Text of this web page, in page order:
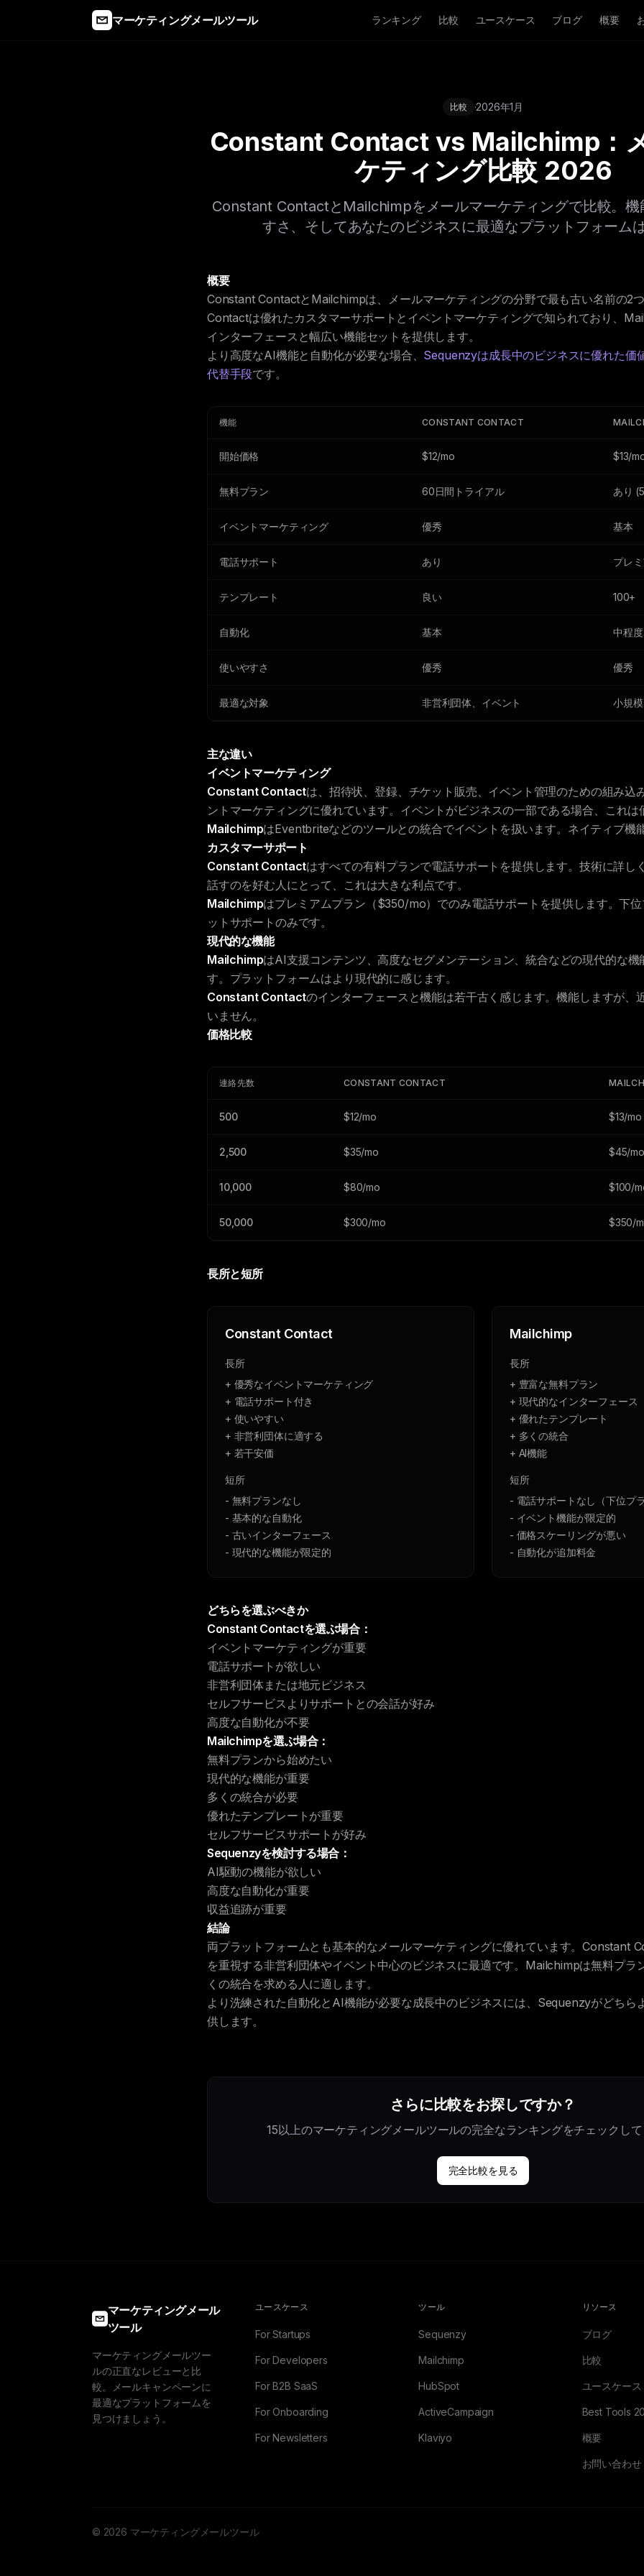
マーケティングメールツール ランキング 比較 ユースケース ブログ 概要
比較 ·2026年1月
Constant Contact vs Mailchimp：
ケティング比較 2026
Constant ContactとMailchimpをメールマーケティングで比較。機
すさ、そしてあなたのビジネスに最適なプラットフォーム
概要
Constant ContactとMailchimpは、メールマーケティングの分野で最も古い名前の2
Contactは優れたカスタマーサポートとイベントマーケティングで知られており、
インターフェースと幅広い機能セットを提供します。
より高度なAI機能と自動化が必要な場合、 Sequenzyは成長中のビジネスに優れた価
代替手段です。
機能 CONSTANT CONTACT
開始価格 $12/mo $13/
無料プラン 60日間トライアル あり
イベントマーケティング 優秀 基本
電話サポート あり プレ
テンプレート 良い 100+
自動化 基本 中程度
使いやすさ 優秀 優秀
最適な対象 非営利団体、イベント 小規
主な違い
イベントマーケティング
Constant Contactは、招待状、登録、チケット販売、イベント管理のための組み込
ントマーケティングに優れています。イベントがビジネスの一部である場合、これは
MailchimpはEventbriteなどのツールとの統合でイベントを扱います。ネイティブ機
カスタマーサポート
Constant Contactはすべての有料プランで電話サポートを提供します。技術に詳し
話すのを好む人にとって、これは大きな利点です。
Mailchimpはプレミアムプラン（$350/mo）でのみ電話サポートを提供します。下
ットサポートのみです。
現代的な機能
MailchimpはAI支援コンテンツ、高度なセグメンテーション、統合などの現代的な
す。プラットフォームはより現代的に感じます。
Constant Contactのインターフェースと機能は若干古く感じます。機能しますが、
いません。
価格比較
連絡先数 CONSTANT CONTACT
500 $12/mo $13/mo
2,500 $35/mo $45/mo
10,000 $80/mo $100/
50,000 $300/mo $350/
長所と短所
Constant Contact
長所
+ 優秀なイベントマーケティング
+ 電話サポート付き
+ 使いやすい
+ 非営利団体に適する
+ 若干安価
短所
- 無料プランなし
- 基本的な自動化
- 古いインターフェース
- 現代的な機能が限定的
Mailchimp
長所
+ 豊富な無料プラン
+ 現代的なインターフェース
+ 優れたテンプレート
+ 多くの統合
+ AI機能
短所
- 電話サポートなし（下位プ
- イベント機能が限定的
- 価格スケーリングが悪い
- 自動化が追加料金
どちらを選ぶべきか
Constant Contactを選ぶ場合：
イベントマーケティングが重要
電話サポートが欲しい
非営利団体または地元ビジネス
セルフサービスよりサポートとの会話が好み
高度な自動化が不要
Mailchimpを選ぶ場合：
無料プランから始めたい
現代的な機能が重要
多くの統合が必要
優れたテンプレートが重要
セルフサービスサポートが好み
Sequenzyを検討する場合：
AI駆動の機能が欲しい
高度な自動化が重要
収益追跡が重要
結論
両プラットフォームとも基本的なメールマーケティングに優れています。Constant
を重視する非営利団体やイベント中心のビジネスに最適です。Mailchimpは無料プラ
くの統合を求める人に適します。
より洗練された自動化とAI機能が必要な成長中のビジネスには、Sequenzyがどちら
供します。
さらに比較をお探しですか？
15以上のマーケティングメールツールの完全なランキングをチェックし
完全比較を見る
マーケティングメール
ツール
マーケティングメールツー
ルの正直なレビューと比
較。メールキャンペーンに
最適なプラットフォームを
見つけましょう。
ユースケース
For Startups
For Developers
For B2B SaaS
For Onboarding
For Newsletters
ツール
Sequenzy
Mailchimp
HubSpot
ActiveCampaign
Klaviyo
リソース
ブログ
比較
ユースケース
Best Tools
概要
お問い合わせ
© 2026 マーケティングメールツール